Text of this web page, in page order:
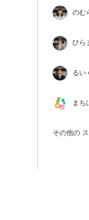
のむ
ひら
るい
まち
その他の